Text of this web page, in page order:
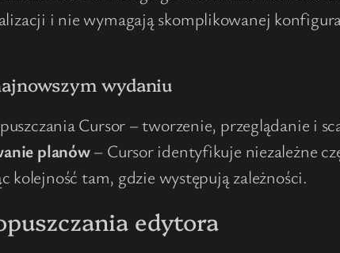
i nie wymagają skomplikowanej
wydaniu
Cursor – tworzenie, przeglądanie i
planów– Cursor identyfikuje niezależne
kolejność tam, gdzie występują zależności.
edytora